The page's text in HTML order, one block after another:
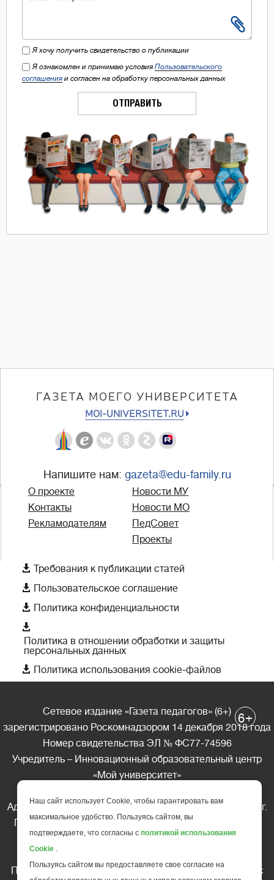
Я хочу получить свидетельство о публикации
Я ознакомлен и принимаю условия Пользовательского
соглашения и согласен на обработку персональных данных
ОТПРАВИТЬ
ГАЗЕТА МОЕГО УНИВЕРСИТЕТА
MOI-UNIVERSITET.RU
Напишите нам: gazeta@edu-family.ru
О проекте
Контакты
Рекламодателям
Новости МУ
Новости МО
ПедСовет
Проекты
 Требования к публикации статей
 Пользовательское соглашение
 Политика конфиденциальности

Политика в отношении обработки и защиты
персональных данных
 Политика использования cookie-файлов
Сетевое издание «Газета педагогов» (6+)
зарегистрировано Роскомнадзором 14 декабря 2018 года
Номер свидетельства ЭЛ № ФС77-74596
Учредитель – Инновационный образовательный центр
«Мой университет»
Адрес редакции: 185035 Россия, Республика Карелия, г.
Петрозаводск, ул. Фридриха Энгельса д.10, офис 211
Телефон редакции: +7 (499) 685-10-45
Перепечатка материалов газеты допускается только c
6+
Наш сайт использует Cookie, чтобы гарантировать вам
максимальное удобство. Пользуясь сайтом, вы
подтверждаете, что согласны с политикой использования
Cookie .
Пользуясь сайтом вы предоставляете свое согласие на